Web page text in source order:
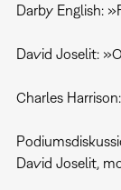
Darby English:
David Joselit:
Charles
David Joselit,